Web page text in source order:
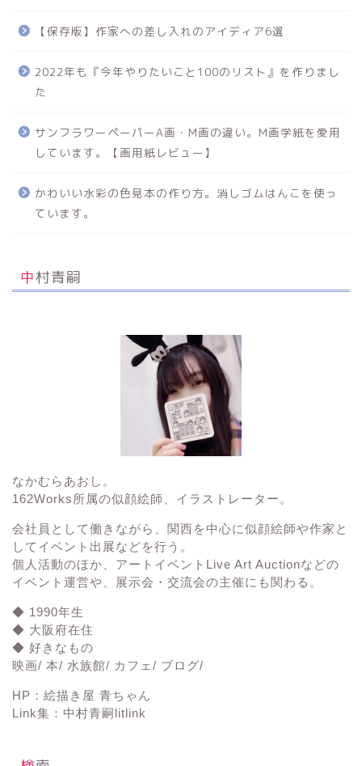
【保存版】作家への差し入れのアイディア6選
2022年も『今年やりたいこと100のリスト』を作りまし
た
サンフラワーペーパーA画・M画の違い。M画学紙を愛用
しています。【画用紙レビュー】
かわいい水彩の色見本の作り方。消しゴムはんこを使っ
ています。
中村青嗣
なかむらあおし。
162Works所属の似顔絵師、イラストレーター。
会社員として働きながら、関西を中心に似顔絵師や作家と
してイベント出展などを行う。
個人活動のほか、アートイベント Live Art Auctionなどの
イベント運営や、展示会・交流会の主催にも関わる。
◆ 1990年生
◆ 大阪府在住
◆ 好きなもの
映画/ 本/ 水族館/ カフェ/ ブログ/
HP： 絵描き屋 青ちゃん
Link集： 中村青嗣litlink